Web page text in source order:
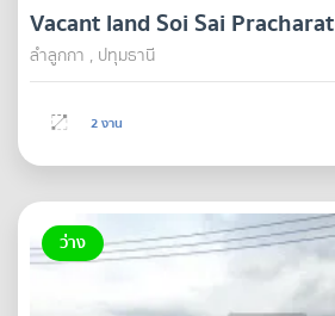
Vacant land Soi Sai Pracharat
ลำลูกกา , ปทุมธานี
2 งาน
ว่าง